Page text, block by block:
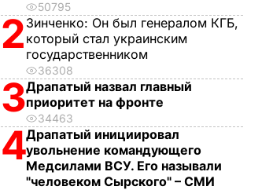
50795
2 Зинченко: Он был генералом КГБ,
который стал украинским
государственником
36308
3Драпатый назвал главный
приоритет на фронте
34463
4Драпатый инициировал
увольнение командующего
Медсилами ВСУ. Его называли
"человеком Сырского" – СМИ